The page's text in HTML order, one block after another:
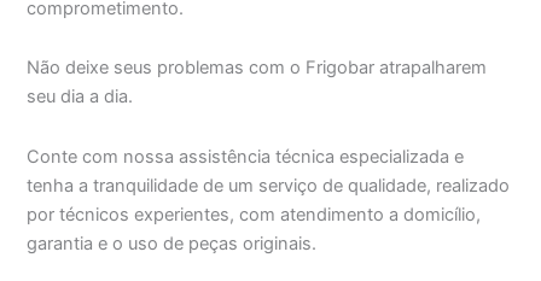
comprometimento.
Não deixe seus problemas com o Frigobar atrapalharem
seu dia a dia.
Conte com nossa assistência técnica especializada e
tenha a tranquilidade de um serviço de qualidade, realizado
por técnicos experientes, com atendimento a domicílio,
garantia e o uso de peças originais.